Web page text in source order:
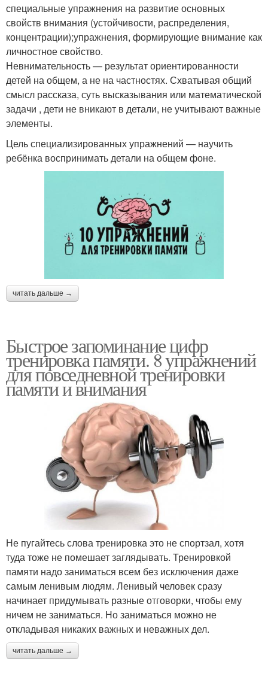
специальные упражнения на развитие основных
свойств внимания (устойчивости, распределения,
концентрации);упражнения, формирующие внимание как
личностное свойство.
Невнимательность — результат ориентированности
детей на общем, а не на частностях. Схватывая общий
смысл рассказа, суть высказывания или математической
задачи , дети не вникают в детали, не учитывают важные
элементы.
Цель специализированных упражнений — научить
ребёнка воспринимать детали на общем фоне.
читать дальше →
Быстрое запоминание цифр
тренировка памяти. 8 упражнений
для повседневной тренировки
памяти и внимания
Не пугайтесь слова тренировка это не спортзал, хотя
туда тоже не помешает заглядывать. Тренировкой
памяти надо заниматься всем без исключения даже
самым ленивым людям. Ленивый человек сразу
начинает придумывать разные отговорки, чтобы ему
ничем не заниматься. Но заниматься можно не
откладывая никаких важных и неважных дел.
читать дальше →